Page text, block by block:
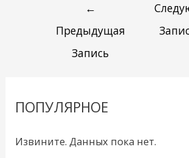
←
Предыдущая
Запись
ПОПУЛЯРНОЕ
Извините. Данных пока нет.